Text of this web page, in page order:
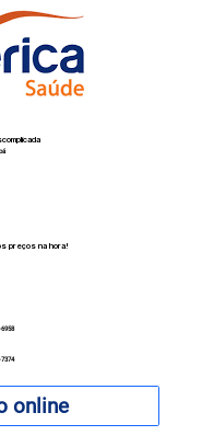
preços na hora!
6958
7374
online